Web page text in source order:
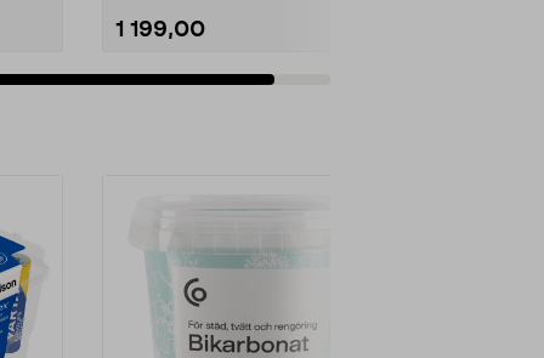
1 199,00